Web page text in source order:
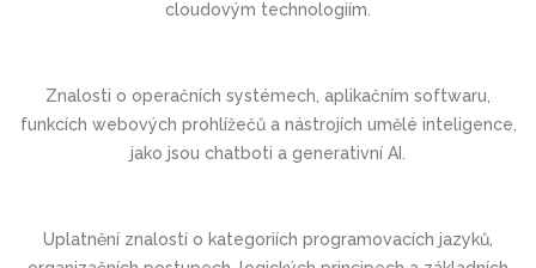
cloudovým technologiím.
Znalosti o operačních systémech, aplikačním softwaru,
funkcích webových prohlížečů a nástrojích umělé inteligence,
jako jsou chatboti a generativní AI.
Uplatnění znalostí o kategoriích programovacích jazyků,